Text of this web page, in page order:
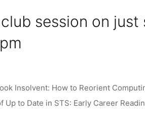
session on just
Insolvent: How to Reorient
to Date in STS: Early Career